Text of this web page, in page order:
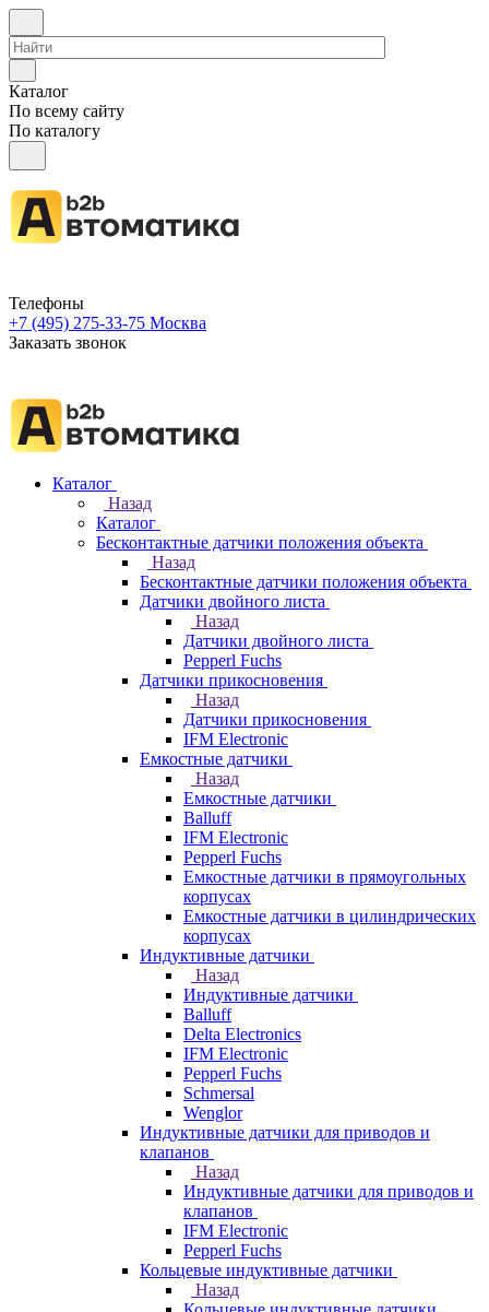
Каталог
По всему сайту
По каталогу
Телефоны
+7 (495) 275-33-75 Москва
Заказать звонок
Каталог
Назад
Каталог
Бесконтактные датчики положения объекта
Назад
Бесконтактные датчики положения объекта
Датчики двойного листа
Назад
Датчики двойного листа
Pepperl Fuchs
Датчики прикосновения
Назад
Датчики прикосновения
IFM Electronic
Емкостные датчики
Назад
Емкостные датчики
Balluff
IFM Electronic
Pepperl Fuchs
Емкостные датчики в прямоугольных
корпусах
Емкостные датчики в цилиндрических
корпусах
Индуктивные датчики
Назад
Индуктивные датчики
Balluff
Delta Electronics
IFM Electronic
Pepperl Fuchs
Schmersal
Wenglor
Индуктивные датчики для приводов и
клапанов
Назад
Индуктивные датчики для приводов и
клапанов
IFM Electronic
Pepperl Fuchs
Кольцевые индуктивные датчики
Назад